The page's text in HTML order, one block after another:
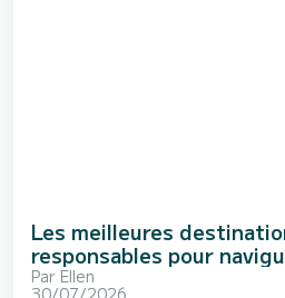
Les meilleures
responsables pour
Méditerranée
Par Ellen
30/07/2026